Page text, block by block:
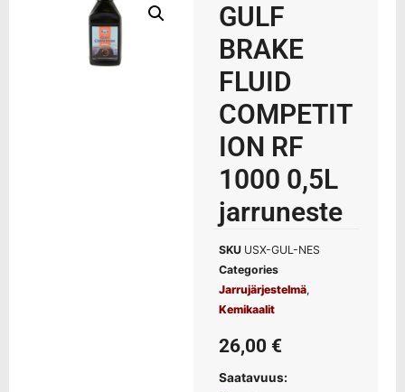
GULF
BRAKE
FLUID
COMPETIT
ION RF
1000 0,5L
jarruneste
SKU USX-GUL-NES
Categories
Jarrujärjestelmä,
Kemikaalit
26,00 €
Saatavuus: